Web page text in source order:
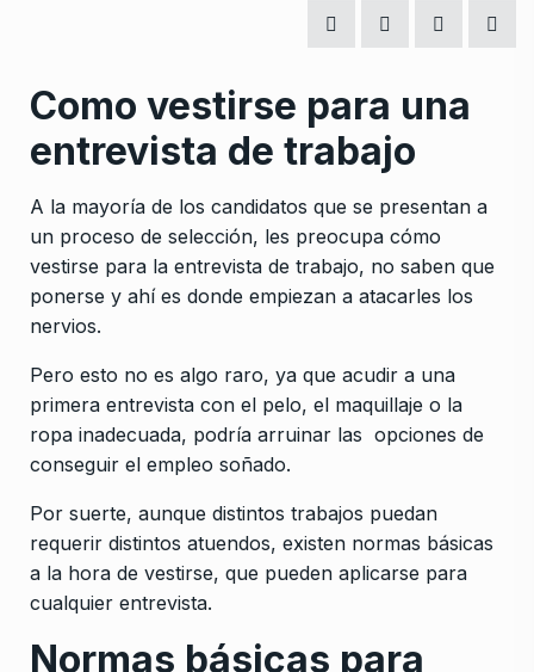
Como vestirse para una
entrevista de trabajo
A la mayoría de los candidatos que se presentan a
un proceso de selección, les preocupa cómo
vestirse para la entrevista de trabajo, no saben que
ponerse y ahí es donde empiezan a atacarles los
nervios.
Pero esto no es algo raro, ya que acudir a una
primera entrevista con el pelo, el maquillaje o la
ropa inadecuada, podría arruinar las opciones de
conseguir el empleo soñado.
Por suerte, aunque distintos trabajos puedan
requerir distintos atuendos, existen normas básicas
a la hora de vestirse, que pueden aplicarse para
cualquier entrevista.
Normas básicas para